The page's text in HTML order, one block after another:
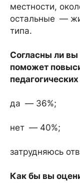
местности,
остальные —
типа.
Согласны ли
поможет
да — 36%;
нет — 40%;
затрудняюсь
Как бы вы